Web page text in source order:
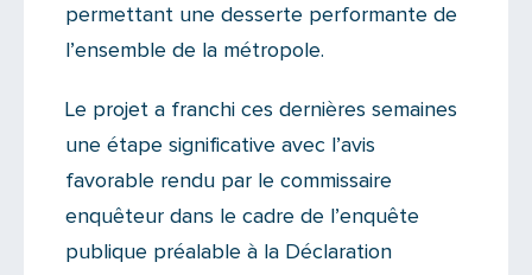
permettant une desserte performante de
l’ensemble de la métropole.
Le projet a franchi ces dernières semaines
une étape significative avec l’avis
favorable rendu par le commissaire
enquêteur dans le cadre de l’enquête
publique préalable à la Déclaration